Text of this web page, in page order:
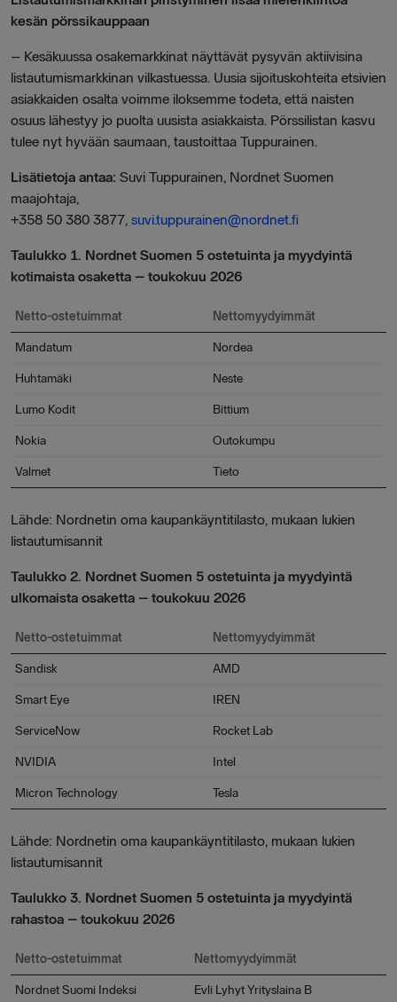
kesän pörssikauppaan
– Kesäkuussa osakemarkkinat näyttävät pysyvän aktiivisina
listautumismarkkinan vilkastuessa. Uusia sijoituskohteita etsivien
asiakkaiden osalta voimme iloksemme todeta, että naisten
osuus lähestyy jo puolta uusista asiakkaista. Pörssilistan kasvu
tulee nyt hyvään saumaan, taustoittaa Tuppurainen.
Lisätietoja antaa: Suvi Tuppurainen, Nordnet Suomen
maajohtaja,
+358 50 380 3877, suvi.tuppurainen@nordnet.fi
Taulukko 1. Nordnet Suomen 5 ostetuinta ja myydyintä
kotimaista osaketta – toukokuu 2026
Netto-ostetuimmat Nettomyydyimmät
Mandatum Nordea
Huhtamäki Neste
Lumo Kodit Bittium
Nokia Outokumpu
Valmet Tieto
Lähde: Nordnetin oma kaupankäyntitilasto, mukaan lukien
listautumisannit
Taulukko 2. Nordnet Suomen 5 ostetuinta ja myydyintä
ulkomaista osaketta – toukokuu 2026
Netto-ostetuimmat Nettomyydyimmät
Sandisk AMD
Smart Eye IREN
ServiceNow Rocket Lab
NVIDIA Intel
Micron Technology Tesla
Lähde: Nordnetin oma kaupankäyntitilasto, mukaan lukien
listautumisannit
Taulukko 3. Nordnet Suomen 5 ostetuinta ja myydyintä
rahastoa – toukokuu 2026
Netto-ostetuimmat Nettomyydyimmät
Nordnet Suomi Indeksi Evli Lyhyt Yrityslaina B